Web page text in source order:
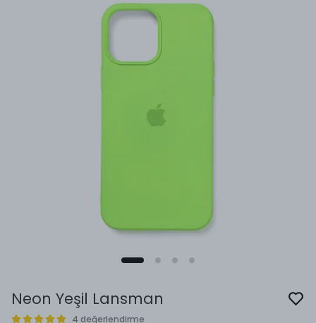
Neon Yeşil Lansman
4 değerlendirme